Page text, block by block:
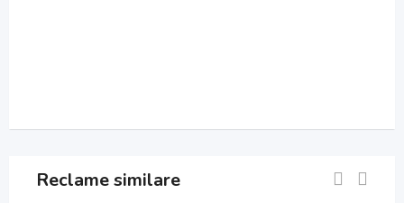
Reclame similare